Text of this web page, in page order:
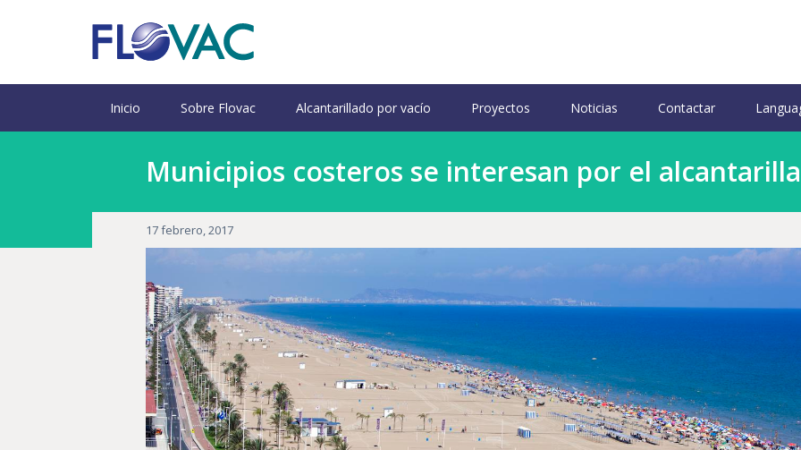
Inicio Sobre Flovac Alcantarillado por vacío Proyectos Noticias Contactar
Municipios costeros se interesan por el
17 febrero, 2017